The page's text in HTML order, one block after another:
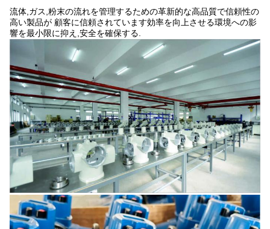
流体,ガス,粉末の流れを管理するための革新的な高品質で信頼性の
高い製品が 顧客に信頼されています効率を向上させる環境への影
響を最小限に抑え,安全を確保する.